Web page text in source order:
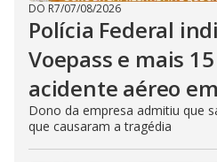
DO R7/07/08/2026
Polícia Federal
Voepass e mais
acidente aéreo
Dono da empresa admitiu que
que causaram a tragédia